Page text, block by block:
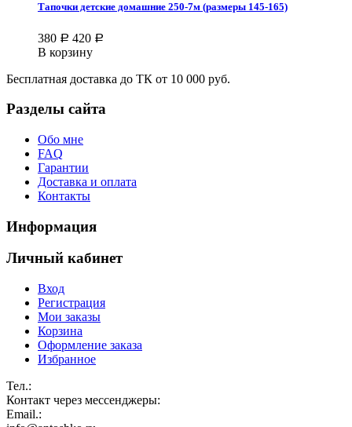
Тапочки детские домашние 250-7м (размеры 145-165)
380 Р 420 Р
В корзину
Бесплатная доставка до ТК от 10 000 руб.
Разделы сайта
Обо мне
FAQ
Гарантии
Доставка и оплата
Контакты
Информация
Личный кабинет
Вход
Регистрация
Мои заказы
Корзина
Оформление заказа
Избранное
Тел.:
Контакт через мессенджеры:
Email.: